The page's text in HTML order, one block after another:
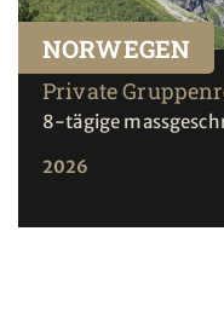
NORWEGEN
Private
8-tägige
2026